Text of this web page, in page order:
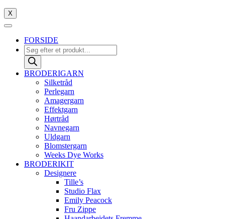
X
FORSIDE
Products
search
BRODERIGARN
Silketråd
Perlegarn
Amagergarn
Effektgarn
Hørtråd
Navnegarn
Uldgarn
Blomstergarn
Weeks Dye Works
BRODERIKIT
Designere
Tille’s
Studio Flax
Emily Peacock
Fru Zippe